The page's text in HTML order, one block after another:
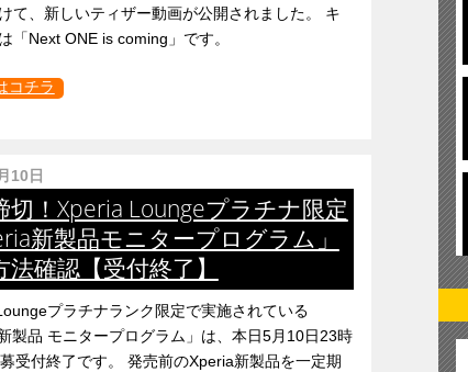
て、新しいティザー動画が公開されました。 キ
「Next ONE is coming」です。
コチラ
10日
切！Xperia Loungeプラチナ限定
新製品モニタープログラム」
法確認【受付終了】
プラチナランク限定で実施されている
新製品 モニタープログラム」は、本日5月10日23時
受付終了です。 発売前のXperia新製品を一定期